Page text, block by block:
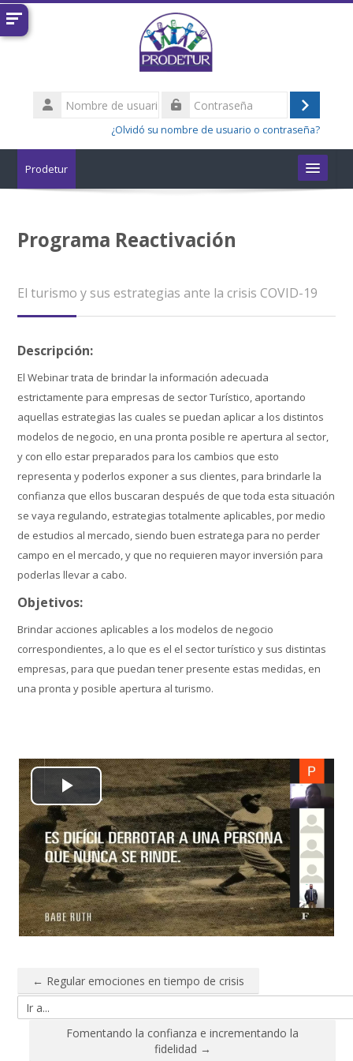
Salta al contenido principal
Nombre
de
Acceder
¿Olvidó su nombre de usuario o contraseña?
Prodetur
Buscar
cursos
Programa Reactivación
El turismo y sus estrategias ante la crisis COVID-19
Descripción:
El Webinar trata de brindar la información adecuada
estrictamente para empresas de sector Turístico, aportando
aquellas estrategias las cuales se puedan aplicar a los distintos
modelos de negocio, en una pronta posible re apertura al sector,
y con ello estar preparados para los cambios que esto
representa y poderlos exponer a sus clientes, para brindarle la
confianza que ellos buscaran después de que toda esta situación
se vaya regulando, estrategias totalmente aplicables, por medio
de estudios al mercado, siendo buen estratega para no perder
campo en el mercado, y que no requieren mayor inversión para
poderlas llevar a cabo.
Objetivos:
Brindar acciones aplicables a los modelos de negocio
correspondientes, a lo que es el el sector turístico y sus distintas
empresas, para que puedan tener presente estas medidas, en
una pronta y posible apertura al turismo.
Reproducir
Vídeo
← Regular emociones en tiempo de crisis
Ir a...
Fomentando la confianza e incrementando la
fidelidad →